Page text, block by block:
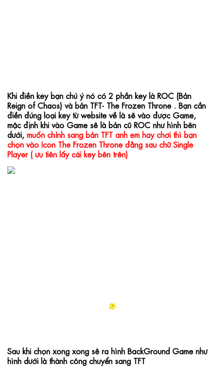
Khi điền key bạn chú ý nó có 2 phần key là ROC (Bản
Reign of Chaos) và bản TFT- The Frozen Throne . Bạn cần
điền đúng loại key từ website về là sẽ vào được Game,
mặc định khi vào Game sẽ là bản cũ ROC như hình bên
dưới, muốn chỉnh sang bản TFT anh em hay chơi thì bạn
chọn vào Icon The Frozen Throne đằng sau chữ Single
Player ( ưu tiên lấy cái key bên trên)
Sau khi chọn xong xong sẽ ra hình BackGround Game như
hình dưới là thành công chuyển sang TFT